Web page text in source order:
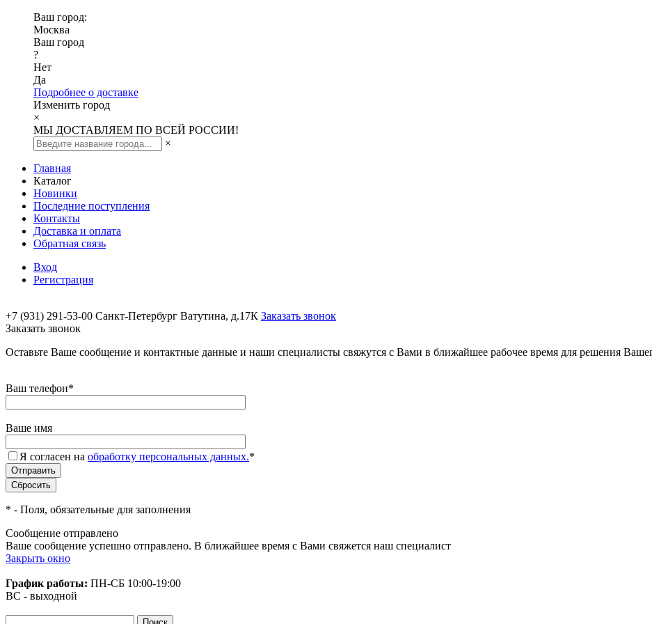
Ваш город:
Москва
Ваш город
?
Нет
Да
Подробнее о доставке
Изменить город
×
МЫ ДОСТАВЛЯЕМ ПО ВСЕЙ РОССИИ!
×
Главная
Каталог
Новинки
Последние поступления
Контакты
Доставка и оплата
Обратная связь
Вход
Регистрация
+7 (931) 291-53-00 Санкт-Петербург Ватутина, д.17К Заказать звонок
Заказать звонок
Оставьте Ваше сообщение и контактные данные и наши специалисты свяжутся с Вами в ближайшее рабочее время для решения
Ваш телефон*
Ваше имя
Я согласен на обработку персональных данных.*
* - Поля, обязательные для заполнения
Сообщение отправлено
Ваше сообщение успешно отправлено. В ближайшее время с Вами свяжется наш специалист
Закрыть окно
График работы: ПН-СБ 10:00-19:00
ВС - выходной